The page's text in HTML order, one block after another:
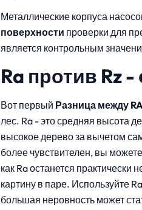
Металлические корпуса
поверхности проверки для
является контрольным
Ra против Rz
Вот первый Разница между
лес. Ra - это средняя высота
высокое дерево за вычетом
более чувствителен, вы
как Ra останется
картину в паре. Используйте
большая неровность может